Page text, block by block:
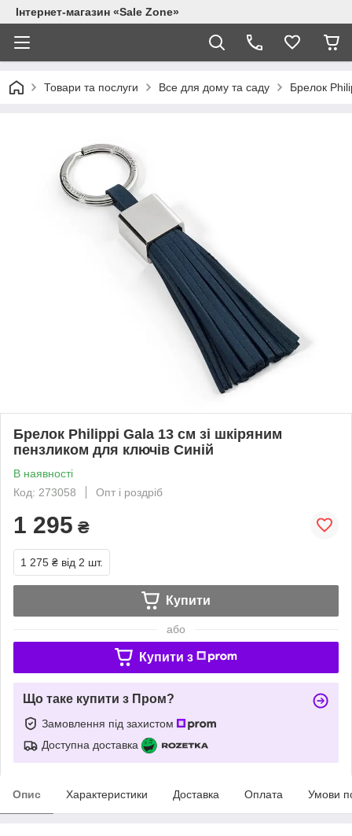
Інтернет-магазин «Sale Zone»
Товари та послуги Все для дому та саду Брелок
Брелок Philippi Gala 13 см зі шкіряним
пензликом для ключів Синій
В наявності
Код: 273058
Опт і роздріб
1 295 ₴
1 275 ₴ від 2 шт.
Купити
або
Купити з
Що таке купити з Пром?
Замовлення під захистом
Доступна доставка
Опис Характеристики Доставка Оплата Умови